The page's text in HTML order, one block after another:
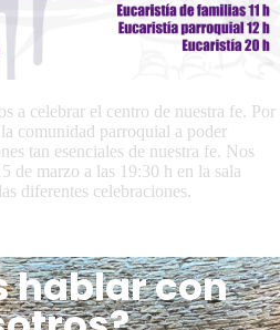
a celebrar el centro de nuestra fe. Por
comunidad parroquial a poder
tan esenciales de nuestra fe. Nos
de marzo a las 19:30 h en la sala
diferentes celebraciones.
hablar con